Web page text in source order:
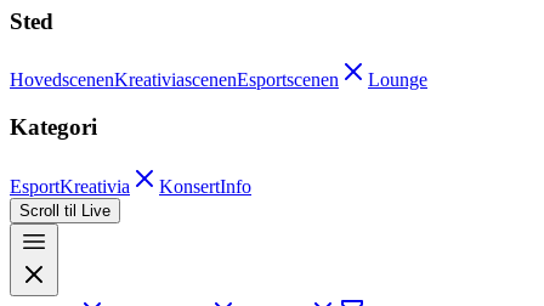
Sted
HovedscenenKreativiascenenEsportscenen Lounge
Kategori
EsportKreativia KonsertInfo
Scroll til Live